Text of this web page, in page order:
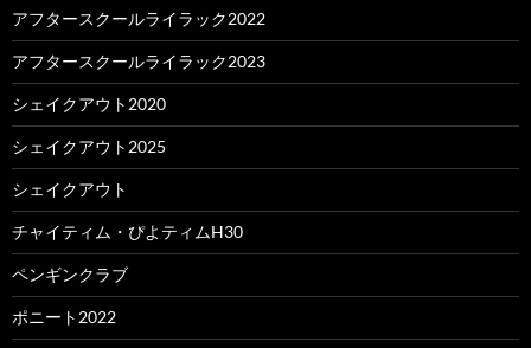
アフタースクールライラック2022
アフタースクールライラック2023
シェイクアウト2020
シェイクアウト2025
シェイクアウト
チャイティム・ぴよティムH30
ペンギンクラブ
ポニート2022